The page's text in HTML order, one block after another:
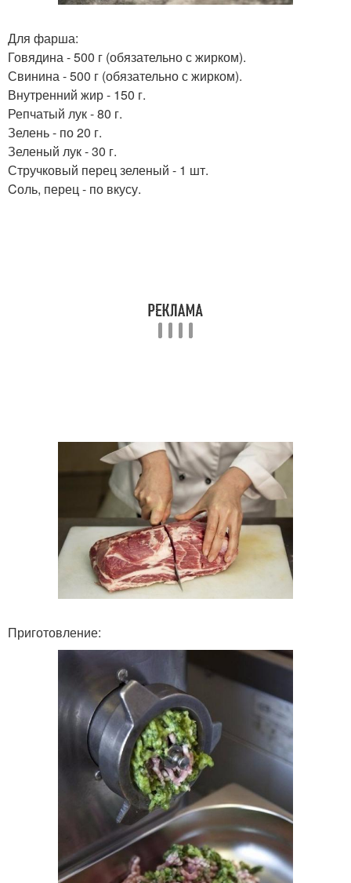
Для фарша:
Говядина - 500 г (обязательно с жирком).
Свинина - 500 г (обязательно с жирком).
Внутренний жир - 150 г.
Репчатый лук - 80 г.
Зелень - по 20 г.
Зеленый лук - 30 г.
Стручковый перец зеленый - 1 шт.
Cоль, перец - по вкусу.
Приготовление: